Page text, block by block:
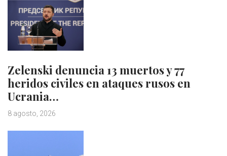
Zelenski denuncia 13 muertos y 77
heridos civiles en ataques rusos en
Ucrania…
8 agosto, 2026